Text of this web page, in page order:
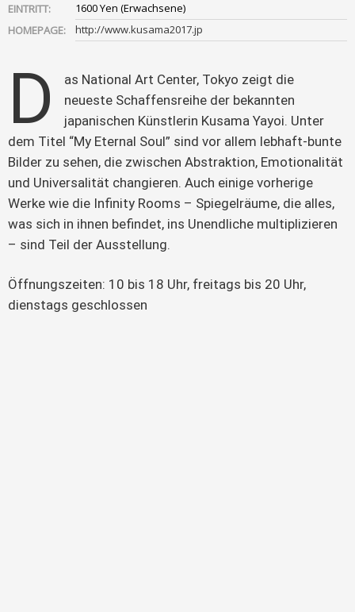
EINTRITT:
1600 Yen (Erwachsene)
HOMEPAGE:
http://www.kusama2017.jp
D
as National Art Center, Tokyo zeigt die
neueste Schaffensreihe der bekannten
japanischen Künstlerin Kusama Yayoi. Unter
dem Titel “My Eternal Soul” sind vor allem lebhaft-bunte
Bilder zu sehen, die zwischen Abstraktion, Emotionalität
und Universalität changieren. Auch einige vorherige
Werke wie die Infinity Rooms – Spiegelräume, die alles,
was sich in ihnen befindet, ins Unendliche multiplizieren
– sind Teil der Ausstellung.
Öffnungszeiten: 10 bis 18 Uhr, freitags bis 20 Uhr,
dienstags geschlossen